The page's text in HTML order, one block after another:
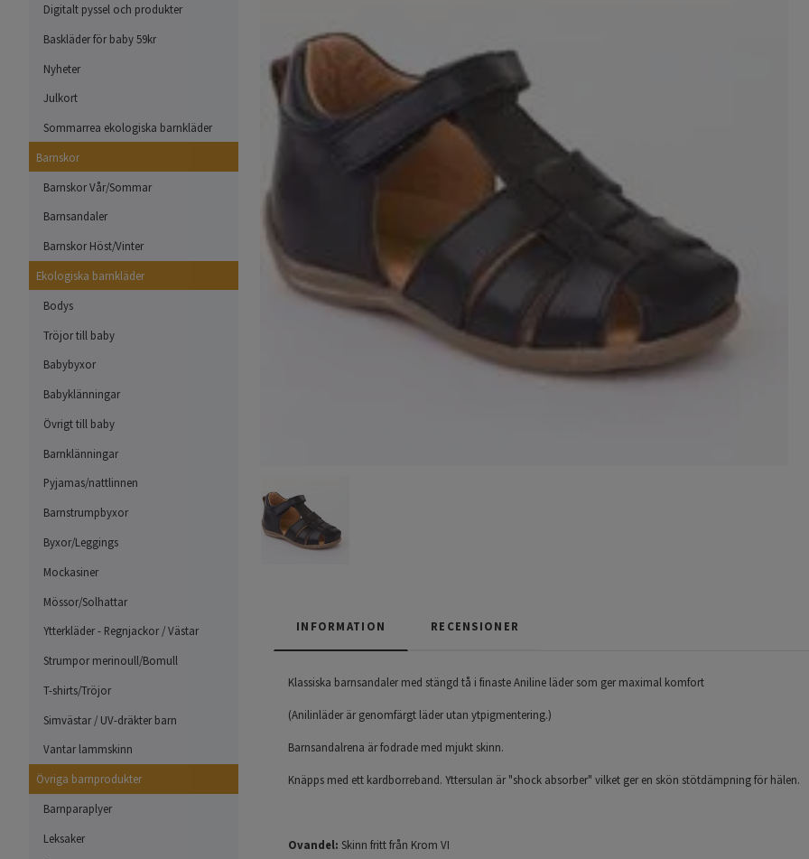
Digitalt pyssel och produkter
Baskläder för baby 59kr
Nyheter
Julkort
Sommarrea ekologiska barnkläder
Barnskor
Barnskor Vår/Sommar
Barnsandaler
Barnskor Höst/Vinter
Ekologiska barnkläder
Bodys
Tröjor till baby
Babybyxor
Babyklänningar
Övrigt till baby
Barnklänningar
Pyjamas/nattlinnen
Barnstrumpbyxor
Byxor/Leggings
Mockasiner
Mössor/Solhattar
Ytterkläder - Regnjackor / Västar
Strumpor merinoull/Bomull
T-shirts/Tröjor
Simvästar / UV-dräkter barn
Vantar lammskinn
Övriga barnprodukter
Barnparaplyer
Leksaker
INFORMATION RECENSIONER
Klassiska barnsandaler med stängd tå i finaste Aniline läder som ger maximal komfort
(Anilinläder är genomfärgt läder utan ytpigmentering.)
Barnsandalrena är fodrade med mjukt skinn.
Knäpps med ett kardborreband. Yttersulan är "shock absorber" vilket ger en skön stötdämpning för hälen.
Ovandel: Skinn fritt från Krom VI